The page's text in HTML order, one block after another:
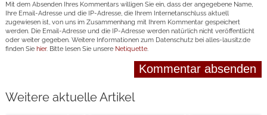
Mit dem Absenden Ihres Kommentars willigen Sie ein, dass der angegebene Name,
Ihre Email-Adresse und die IP-Adresse, die Ihrem Internetanschluss aktuell
zugewiesen ist, von uns im Zusammenhang mit Ihrem Kommentar gespeichert
werden. Die Email-Adresse und die IP-Adresse werden natürlich nicht veröffentlicht
oder weiter gegeben. Weitere Informationen zum Datenschutz bei alles-lausitz.de
finden Sie hier. Bitte lesen Sie unsere Netiquette.
Weitere aktuelle Artikel